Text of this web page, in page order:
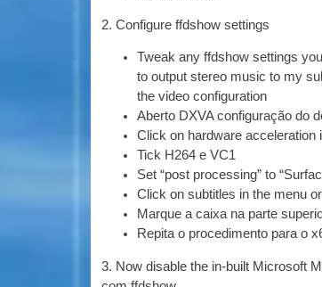
2.Con­fig­ure ffd­show settings
Tweak any ffd­show set­tings
to out­put ste­reo music to my
the video configuration
Aberto DXVAconfiguração do
Click on hard­ware accel­er­a­tion
Tick ​​H264 e VC1
Set “post pro­cessing” to
Click on sub­titles in the menu
Marque a caixa na parte
Repita o procedimento para o
3. Now dis­able the in-built Microsoft